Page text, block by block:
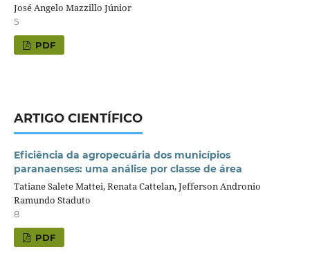
José Angelo Mazzillo Júnior
5
PDF
ARTIGO CIENTÍFICO
Eficiência da agropecuária dos municípios
paranaenses: uma análise por classe de área
Tatiane Salete Mattei, Renata Cattelan, Jefferson Andronio
Ramundo Staduto
8
PDF